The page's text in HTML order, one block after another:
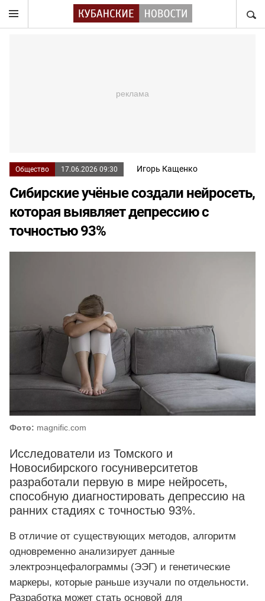
Общество 17.06.2026 09:30 Игорь Кащенко
Сибирские учёные создали нейросеть,
которая выявляет депрессию с
точностью 93%
Фото: magnific.com
Исследователи из Томского и
Новосибирского госуниверситетов
разработали первую в мире нейросеть,
способную диагностировать депрессию на
ранних стадиях с точностью 93%.
В отличие от существующих методов, алгоритм
одновременно анализирует данные
электроэнцефалограммы (ЭЭГ) и генетические
маркеры, которые раньше изучали по отдельности.
Разработка может стать основой для